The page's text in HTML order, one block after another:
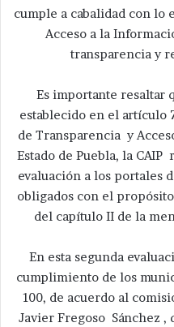
cumple a cabalidad con lo
Acceso a la
transparencia y
Es importante resaltar
establecido en el artículo
de Transparencia y
Estado de Puebla, la
evaluación a los portales
obligados con el
del capítulo II de la
En esta segunda
cumplimiento de los
100, de acuerdo al
Javier Fregoso Sánchez ,